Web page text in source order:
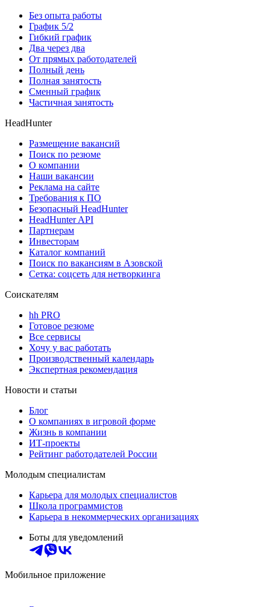
Без опыта работы
График 5/2
Гибкий график
Два через два
От прямых работодателей
Полный день
Полная занятость
Сменный график
Частичная занятость
HeadHunter
Размещение вакансий
Поиск по резюме
О компании
Наши вакансии
Реклама на сайте
Требования к ПО
Безопасный HeadHunter
HeadHunter API
Партнерам
Инвесторам
Каталог компаний
Поиск по вакансиям в Азовской
Сетка: соцсеть для нетворкинга
Соискателям
hh PRO
Готовое резюме
Все сервисы
Хочу у вас работать
Производственный календарь
Экспертная рекомендация
Новости и статьи
Блог
О компаниях в игровой форме
Жизнь в компании
ИТ-проекты
Рейтинг работодателей России
Молодым специалистам
Карьера для молодых специалистов
Школа программистов
Карьера в некоммерческих организациях
Боты для уведомлений
Мобильное приложение